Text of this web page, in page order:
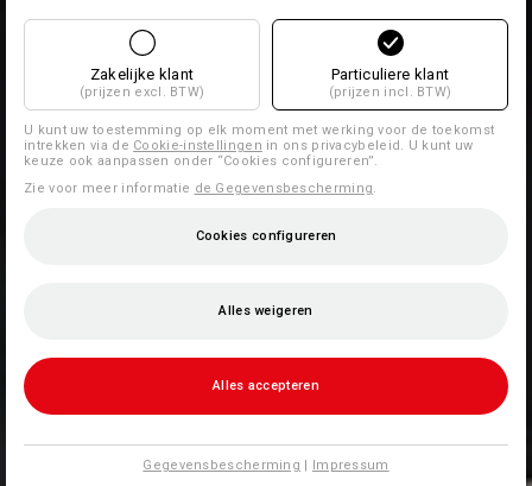
Zakelijke klant
(prijzen excl. BTW)
Particuliere klant
(prijzen incl. BTW)
U kunt uw toestemming op elk moment met werking voor de toekomst
intrekken via de Cookie-instellingen in ons privacybeleid. U kunt uw
keuze ook aanpassen onder “Cookies configureren”.
Zie voor meer informatie de Gegevensbescherming.
Cookies configureren
Alles weigeren
Alles accepteren
Gegevensbescherming | Impressum